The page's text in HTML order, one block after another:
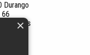
Durango
66
×